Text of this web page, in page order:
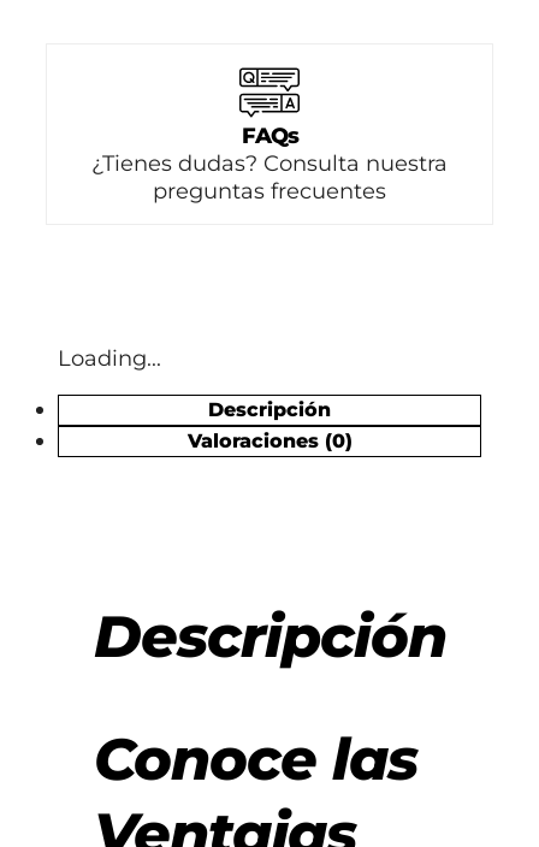
FAQs
¿Tienes dudas? Consulta nuestra
preguntas frecuentes
Loading...
Descripción
Valoraciones (0)
Descripción
Conoce las